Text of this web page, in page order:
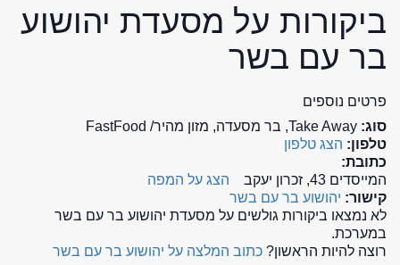
ביקורות על מסעדת יהושוע
בר עם בשר
פרטים נוספים
סוג: Take Away, בר מסעדה, מזון מהיר/ FastFood
טלפון: הצג טלפון
כתובת:
המייסדים 43, זכרון יעקב
הצג על המפה
קישור: יהושוע בר עם בשר
לא נמצאו ביקורות גולשים על מסעדת יהושוע בר עם בשר
במערכת.
רוצה להיות הראשון? כתוב המלצה על יהושוע בר עם בשר